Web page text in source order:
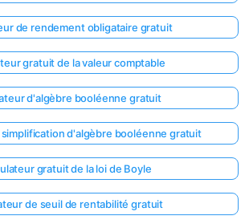
de rendement obligataire gratuit
gratuit de la valeur comptable
d'algèbre booléenne gratuit
d'algèbre booléenne gratuit
gratuit de la loi de Boyle
de seuil de rentabilité gratuit